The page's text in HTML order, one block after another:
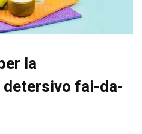
la
detersivo fai-da-